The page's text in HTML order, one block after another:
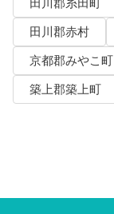
田川郡糸田町
田川郡赤村
京都郡みやこ町
築上郡築上町